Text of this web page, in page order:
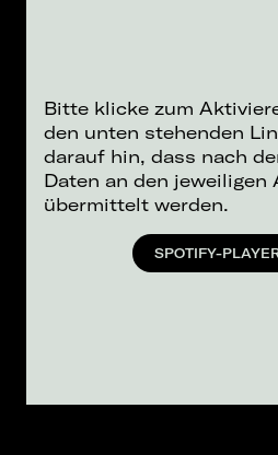
Bitte klicke zum
den unten stehenden
darauf hin, dass nach
Daten an den jeweiligen
übermittelt werden.
SPOTIFY-